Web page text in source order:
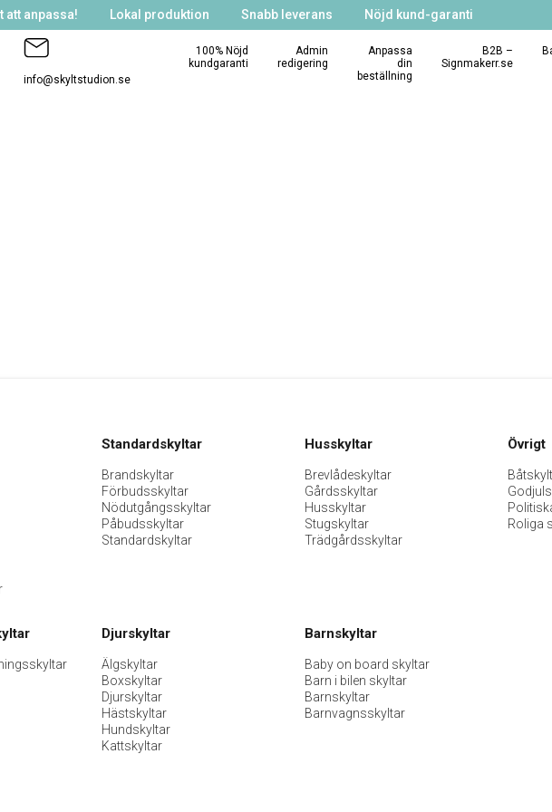
att anpassa! Lokal produktion Snabb leverans Nöjd kund-garanti
info@skyltstudion.se
100% Nöjd
kundgaranti
Admin
redigering
Anpassa
din
beställning
B2B –
Signmakerr.se
Standardskyltar
Brandskyltar
Förbudsskyltar
Nödutgångsskyltar
Påbudsskyltar
Standardskyltar
Husskyltar
Brevlådeskyltar
Gårdsskyltar
Husskyltar
Stugskyltar
Trädgårdsskyltar
Övrigt
Roliga
Djurskyltar
Älgskyltar
Boxskyltar
Djurskyltar
Hästskyltar
Hundskyltar
Kattskyltar
Barnskyltar
Baby on board skyltar
Barn i bilen skyltar
Barnskyltar
Barnvagnsskyltar